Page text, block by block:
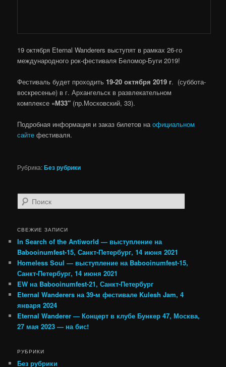
19 октября Eternal Wanderers выступят в рамках 26-го
международного рок-фестиваля Беломор-Буги 2019!
Фестиваль будет проходить 19-20 октября 2019 г. (суббота-
воскресенье) в г. Архангельск в развлекательном
комплексе «М33″ (пр.Московский, 33).
Подробная информация и заказ билетов наофициальном
сайте фестиваля.
Рубрика:Без рубрики
Поиск
СВЕЖИЕ ЗАПИСИ
In Search of the Antiworld — выступление на
Babooinumfest-15, Санкт-Петербург, 14 июня 2021
Homeless Soul — выступление на Babooinumfest-15,
Санкт-Петербург, 14 июня 2021
EW на Babooinumfest-21, Санкт-Петербург
Eternal Wanderers на 39-м фестивале Kulesh Jam, 4
января 2024
Eternal Wanderer — Концерт в клубе Бункер 47, Москва,
27 мая 2023 — на бис!
РУБРИКИ
Без рубрики